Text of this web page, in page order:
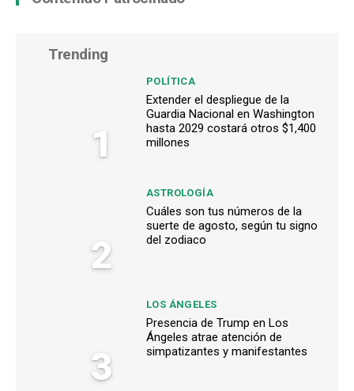
Trending
1
POLÍTICA
Extender el despliegue de la
Guardia Nacional en Washington
hasta 2029 costará otros $1,400
millones
2
ASTROLOGÍA
Cuáles son tus números de la
suerte de agosto, según tu signo
del zodiaco
3
LOS ÁNGELES
Presencia de Trump en Los
Ángeles atrae atención de
simpatizantes y manifestantes